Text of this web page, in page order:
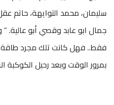
سليمان، محمد التوايهة،
جمال ابو عابد وقصي أبو عالية.
فقط.. فهل كانت تلك مجرد طاقة
بمرور الوقت وبعد رحيل الكوكبة